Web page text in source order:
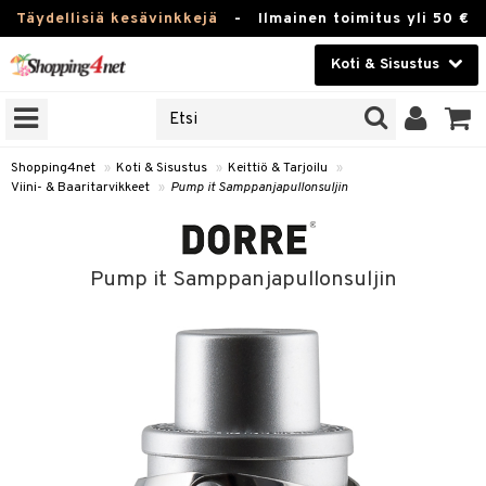
Täydellisiä kesävinkkejä - Ilmainen toimitus yli 50 €
Koti & Sisustus
Kauneudenhoito
Piilolinssit
Shopping4net » Koti & Sisustus » Keittiö & Tarjoilu
»
Viini- & Baaritarvikkeet » Pump it Samppanjapullonsuljin
Pump it Samppanjapullonsuljin